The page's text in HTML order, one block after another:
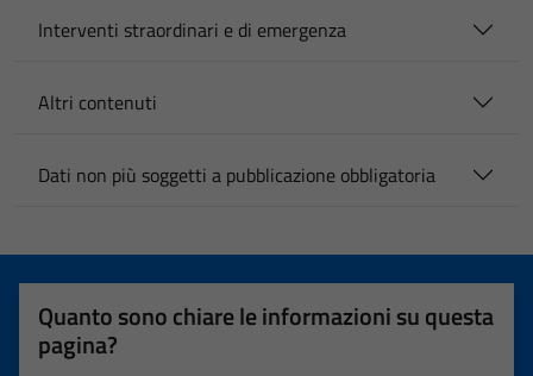
Interventi straordinari e di emergenza
Altri contenuti
Dati non più soggetti a pubblicazione obbligatoria
Quanto sono chiare le informazioni su questa
pagina?